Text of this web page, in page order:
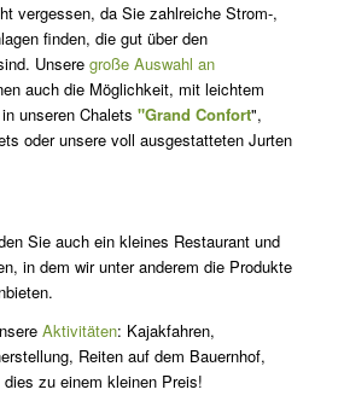
vergessen, da Sie zahlreiche Strom-,
finden, die gut über den
Unsere große Auswahl an
auch die Möglichkeit, mit leichtem
unseren Chalets "Grand Confort",
oder unsere voll ausgestatteten Jurten
Sie auch ein kleines Restaurant und
in dem wir unter anderem die Produkte
Aktivitäten: Kajakfahren,
Reiten auf dem Bauernhof,
zu einem kleinen Preis!